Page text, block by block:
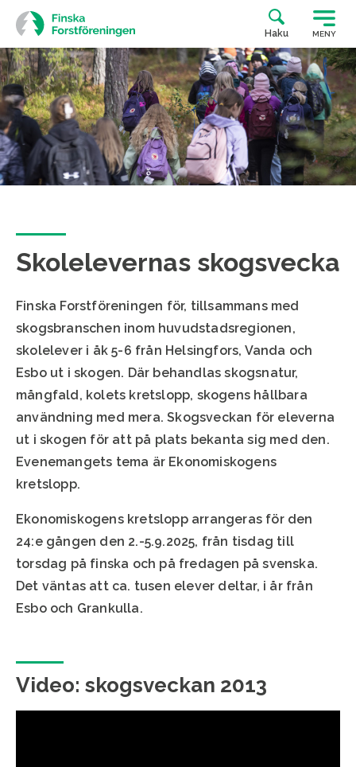
suoraan
sisältöön
Haku MENY
Skolelevernas skogsvecka
Finska Forstföreningen för, tillsammans med
skogsbranschen inom huvudstadsregionen,
skolelever i åk 5-6 från Helsingfors, Vanda och
Esbo ut i skogen. Där behandlas skogsnatur,
mångfald, kolets kretslopp, skogens hållbara
användning med mera. Skogsveckan för eleverna
ut i skogen för att på plats bekanta sig med den.
Evenemangets tema är Ekonomiskogens
kretslopp.
Ekonomiskogens kretslopp arrangeras för den
24:e gången den 2.-5.9.2025, från tisdag till
torsdag på finska och på fredagen på svenska.
Det väntas att ca. tusen elever deltar, i år från
Esbo och Grankulla.
Video: skogsveckan 2013